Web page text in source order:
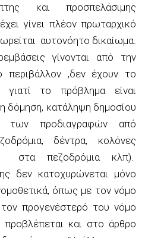
και προσπελάσιμης
γίνει πλέον πρωταρχικό
αυτονόητο δικαίωμα.
γίνονται από την
περιβάλλον ,δεν έχουν το
γιατί το πρόβλημα είναι
δόμηση, κατάληψη δημοσίου
προδιαγραφών από
δέντρα, κολόνες
στα πεζοδρόμια κλπ).
δεν κατοχυρώνεται μόνο
όπως με τον νόμο
προγενέστερό του νόμο
και στο άρθρο